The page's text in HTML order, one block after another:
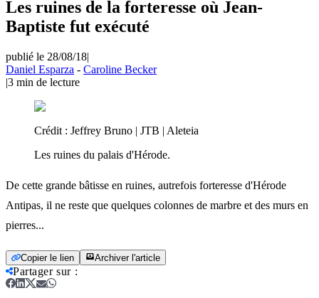
Les ruines de la forteresse où Jean-
Baptiste fut exécuté
publié le 28/08/18|
Daniel Esparza - Caroline Becker
|3 min de lecture
Crédit : Jeffrey Bruno | JTB | Aleteia
Les ruines du palais d'Hérode.
De cette grande bâtisse en ruines, autrefois forteresse d'Hérode
Antipas, il ne reste que quelques colonnes de marbre et des murs en
pierres...
Copier le lien Archiver l'article
Partager sur: